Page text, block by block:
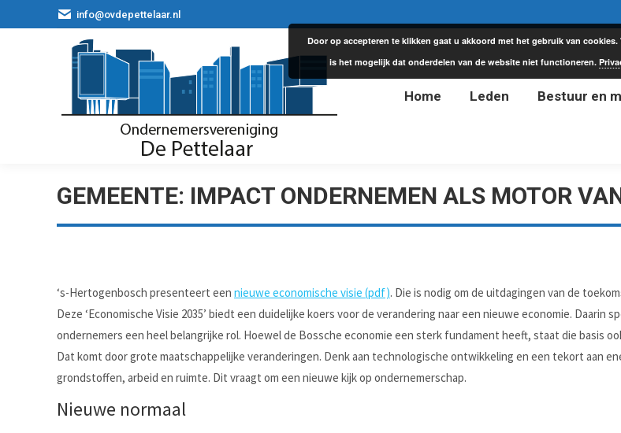
info@ovdepettelaar.nl
Home Leden Bestuur en
GEMEENTE: IMPACT ONDERNEMEN ALS MOTOR
‘s-Hertogenbosch presenteert een nieuwe economische visie (pdf). Die is nodig om de uitdagingen van de
Deze ‘Economische Visie 2035’ biedt een duidelijke koers voor de verandering naar een nieuwe economie. Daarin
ondernemers een heel belangrijke rol. Hoewel de Bossche economie een sterk fundament heeft, staat die basis
Dat komt door grote maatschappelijke veranderingen. Denk aan technologische ontwikkeling en een tekort aan
grondstoffen, arbeid en ruimte. Dit vraagt om een nieuwe kijk op ondernemerschap.
Nieuwe normaal
Door op accepteren te klikken gaat u akkoord met het gebruik van
is het mogelijk dat onderdelen van de website niet functioneren.
Home Leden Bestuur en